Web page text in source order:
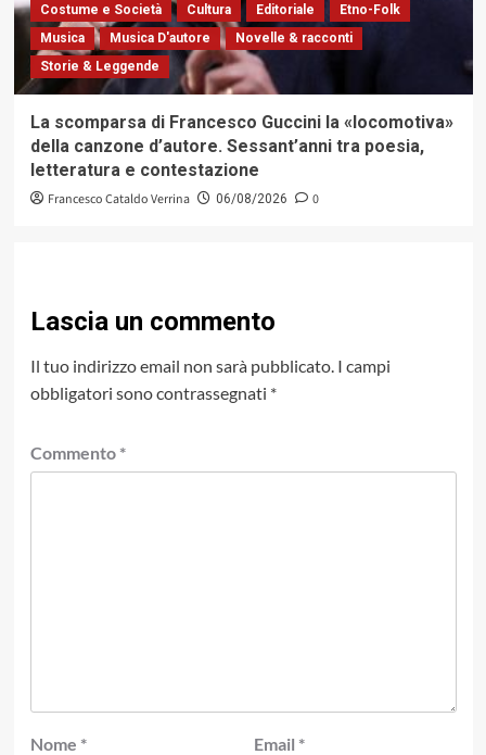
Costume e Società Cultura Editoriale
Etno-Folk
Musica
Musica D'autore
Novelle & racconti
Storie & Leggende
La scomparsa di Francesco Guccini la «locomotiva»
della canzone d’autore. Sessant’anni tra poesia,
letteratura e contestazione
Francesco Cataldo Verrina 06/08/2026 0
Lascia un commento
Il tuo indirizzo email non sarà pubblicato. I campi
obbligatori sono contrassegnati *
Commento *
Nome * Email *